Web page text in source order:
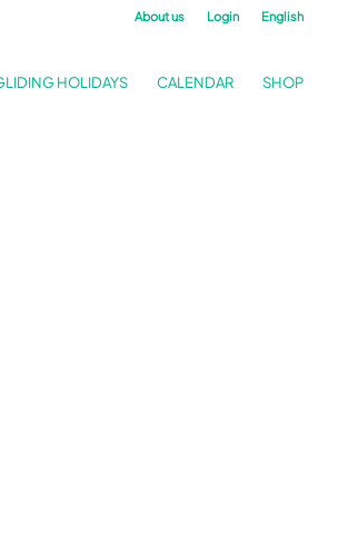
About us Login English
HOLIDAYS CALENDAR SHOP